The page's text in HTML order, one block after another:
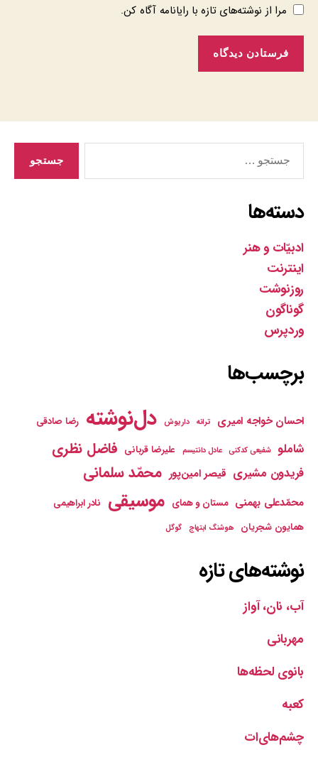
مرا از نوشته‌های تازه با رایانامه آگاه کن.
دسته‌ها
ادبیّات و هنر
اینترنت
روزنوشت
گوناگون
وردپرس
برچسب‌ها
احسان خواجه امیری ترانه داریوش دل‌نوشته رضا صادقی
شاملو شفیعی کدکنی عادل دانتیسم علیرضا قربانی فاضل نظری
فریدون مشیری قیصر امین‌پور محمّد سلمانی
محمّدعلی بهمنی مستان و همای موسیقی نادر ابراهیمی
همایون شجریان
هوشنگ ابتهاج گوگل
نوشته‌های تازه
آب، نان، آواز
مهربانی
بانوی لحظه‌ها
کعبه
چشم‌های‌ات